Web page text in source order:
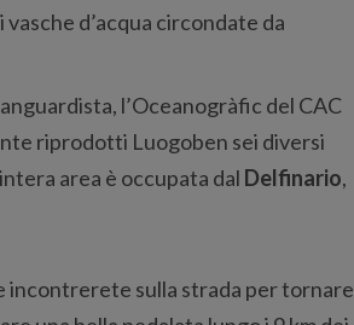
d’acqua circondate da
l’Oceanogràfic del CAC
riprodotti Luogoben sei diversi
area è occupata dal Delfinario,
incontrerete sulla strada per tornare